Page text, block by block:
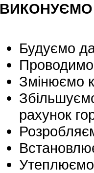
ВИКОНУЄМО
Будуємо
Проводимо
Змінюємо
рахунок